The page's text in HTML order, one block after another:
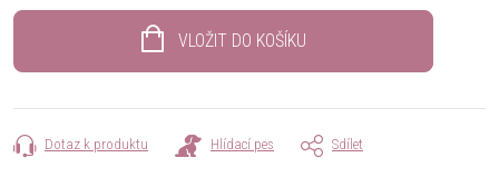
VLOŽIT DO KOŠÍKU
Dotaz k produktu Hlídací pes Sdílet